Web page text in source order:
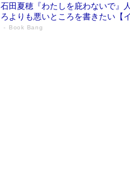
石田夏穂『わたしを庇わないで』
ろよりも悪いところを書きたい【
Book Bang